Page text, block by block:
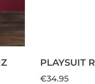
PLAYSUIT
€34.95